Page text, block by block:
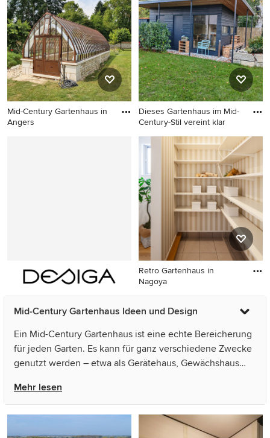
Mid-Century Gartenhaus in
Angers
Dieses Gartenhaus im Mid-
Century-Stil vereint klar
Retro Gartenhaus in
München
Retro Gartenhaus in
Nagoya
Retro Gartenhaus in Nagoya
Mid-Century Gartenhaus Ideen und Design
Ein Mid-Century Gartenhaus ist eine echte Bereicherung
für jeden Garten. Es kann für ganz verschiedene Zwecke
genutzt werden – etwa als Gerätehaus, Gewächshaus
Gartenhäuschen ein Hingucker für die Gartengestaltung.
Sieht man von der Größe ab, stehen Retro Gartenhäuser
in Design und Komfort Wohnhäusern in nichts nach.
Vielleicht befindet sich auf Ihrem Grundstück ein alter
Mehr lesen